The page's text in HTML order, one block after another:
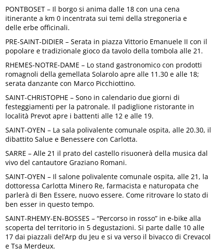
PONTBOSET – Il borgo si anima dalle 18 con una cena
itinerante a km 0 incentrata sui temi della stregoneria e
delle erbe officinali.
PRE-SAINT-DIDIER – Serata in piazza Vittorio Emanuele II con il
popolare e tradizionale gioco da tavolo della tombola alle 21.
RHEMES-NOTRE-DAME – Lo stand gastronomico con prodotti
romagnoli della gemellata Solarolo apre alle 11.30 e alle 18;
serata danzante con Marco Picchiottino.
SAINT-CHRISTOPHE – Sono in calendario due giorni di
festeggiamenti per la patronale. Il padiglione ristorante in
località Prevot apre i battenti alle 12 e alle 19.
SAINT-OYEN – La sala polivalente comunale ospita, alle 20.30, il
dibattito Salue e Benessere con Carlotta.
SARRE – Alle 21 il prato del castello risuonerà della musica dal
vivo del cantautore Graziano Romani.
SAINT-OYEN – Il salone polivalente comunale ospita, alle 21, la
dottoressa Carlotta Minero Re, farmacista e naturopata che
parlerà di Ben Essere, nuovo essere. Come ritrovare lo stato di
ben esser in questo tempo.
SAINT-RHEMY-EN-BOSSES – “Percorso in rosso” in e-bike alla
scoperta del territorio in 5 degustazioni. Si parte dalle 10 alle
17 dai piazzali del’Arp du Jeu e si va verso il bivacco di Crevacol
e Tsa Merdeux.